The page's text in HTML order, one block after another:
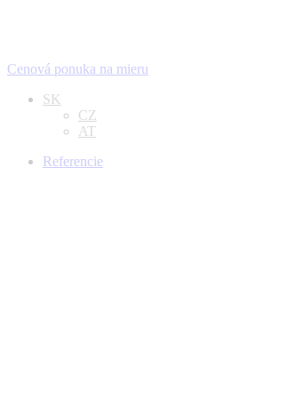
Cenová ponuka na mieru
SK
CZ
AT
Referencie